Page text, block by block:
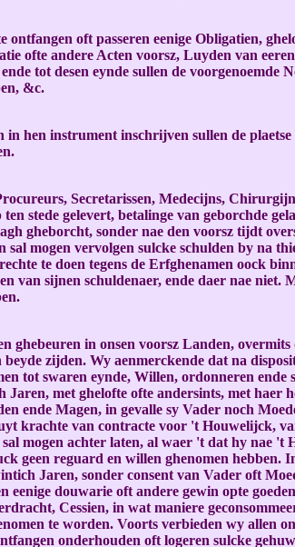
ontfangen oft passeren eenige Obligatien,
ofte andere Acten voorsz, Luyden van
tot desen eynde sullen de
&c.
hen instrument inschrijven sullen de
Secretarissen, Medecijns,
stede gelevert, betalinge van geborchde
gheborcht, sonder nae den voorsz tijdt
mogen vervolgen sulcke schulden by na
te doen tegens de Erfghenamen oock
van sijnen schuldenaer, ende daer nae
ghebeuren in onsen voorsz Landen,
zijden. Wy aenmerckende dat na
tot swaren eynde, Willen, ordonneren
Jaren, met ghelofte ofte andersints, met
ende Magen, in gevalle sy Vader noch
krachte van contracte voor 't Houwelijck,
sal mogen achter laten, al waer 't dat hy
geen reguard en willen ghenomen hebben.
Jaren, sonder consent van Vader oft
eenige douwarie oft andere gewin opte
Cessien, in wat maniere
te worden. Voorts verbieden wy allen
onderhouden oft logeren sulcke